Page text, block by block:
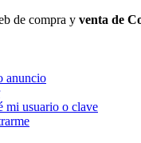
de compra y venta de
anuncio
mi usuario o clave